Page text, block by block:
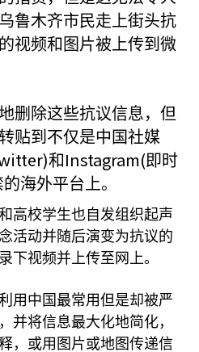
鲁木齐市民走上街头抗
视频和图片被上传到微
删除这些抗议信息，但
贴到不仅是中国社媒
和 Instagram(即时
海外平台上。
高校学生也自发组织起声
活动并随后演变为抗议的
下视频并上传至网上。
用中国最常用但是却被严
并将信息最大化地简化，
，或用图片或地图传递信